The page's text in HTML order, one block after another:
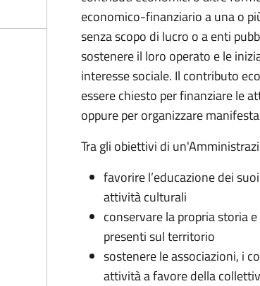
economico-finanziario a una o
senza scopo di lucro o a enti
sostenere il loro operato e le
interesse sociale. Il contributo
essere chiesto per finanziare le
oppure per organizzare
Tra gli obiettivi di
favorire l’educazione dei
attività culturali
conservare la propria storia
presenti sul territorio
sostenere le associazioni, i
attività a favore della